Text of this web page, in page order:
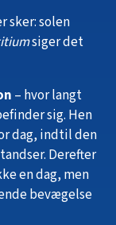
sker: solen
siger det
– hvor langt
sig. Hen
dag, indtil den
Derefter
en dag, men
bevægelse